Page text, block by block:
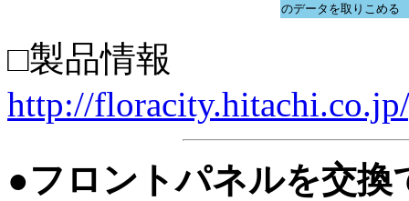
のデータを取りこめる
□製品情報
http://
●フロントパネルを交換